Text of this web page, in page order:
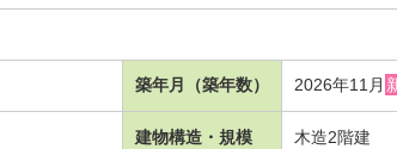
築年月（築年数） 2026年11月
建物構造・規模 木造2階建